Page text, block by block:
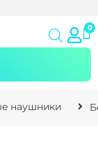
наушники